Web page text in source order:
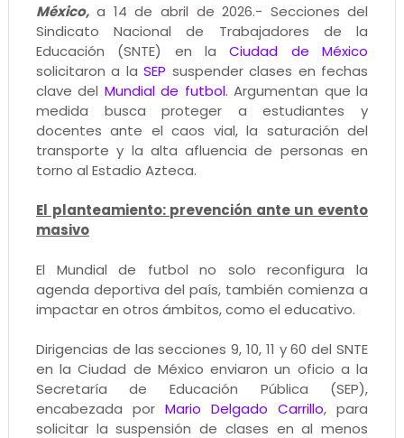
México,a 14 de abril de 2026.- Secciones del
Sindicato Nacional de Trabajadores de la
Educación (SNTE) en laCiudad de México
solicitaron a laSEP suspender clases en fechas
clave del Mundial de futbol. Argumentan que la
medida busca proteger a estudiantes y
docentes ante el caos vial, la saturación del
transporte y la alta afluencia de personas en
torno al Estadio Azteca.
El planteamiento: prevención ante un evento
masivo
El Mundial de futbol no solo reconfigura la
agenda deportiva del país, también comienza a
impactar en otros ámbitos, como el educativo.
Dirigencias de las secciones 9, 10, 11 y 60 del SNTE
en la Ciudad de México enviaron un oficio a la
Secretaría de Educación Pública (SEP),
encabezada por Mario Delgado Carrillo, para
solicitar la suspensión de clases en al menos